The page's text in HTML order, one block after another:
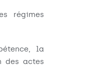
régimes
la
des actes